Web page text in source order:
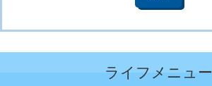
ライフメニュー